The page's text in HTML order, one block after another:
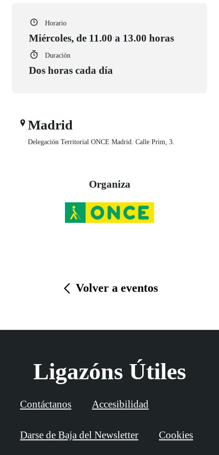
Horario
Miércoles, de 11.00 a 13.00 horas
Duración
Dos horas cada día
Madrid
Delegación Territorial ONCE Madrid. Calle Prim, 3.
Organiza
Volver a eventos
Ligazóns Útiles
Contáctanos Accesibilidad
Darse de Baja del Newsletter Cookies